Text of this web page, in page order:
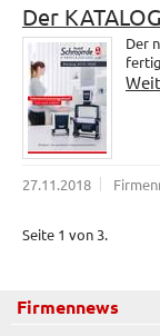
Der
Der
27.11.2018
Seite 1 von 3.
Firmennews